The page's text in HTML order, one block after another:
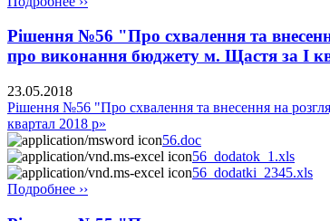
Рішення №56 "Про схвалення та
про виконання бюджету м. Щастя за I
23.05.2018
Рішення №56 "Про схвалення та внесення на
квартал 2018 р»
56.doc
56_dodatok_1.xls
56_dodatki_2345.xls
Подробнее ››